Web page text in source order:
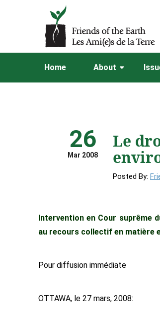
Home About
26
Mar 2008
Le
Posted By:
Intervention en Cour suprême
au recours collectif en matière
Pour diffusion immédiate
OTTAWA, le 27 mars, 2008: